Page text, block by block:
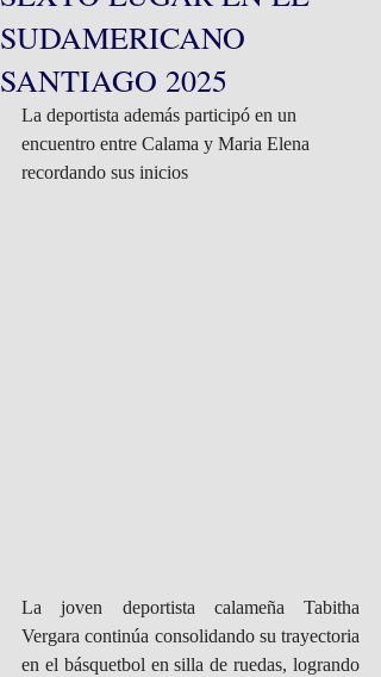
SUDAMERICANO
SANTIAGO 2025
La deportista además participó en un
encuentro entre Calama y Maria Elena
recordando sus inicios
La joven deportista calameña Tabitha
Vergara continúa consolidando su trayectoria
en el básquetbol en silla de ruedas, logrando